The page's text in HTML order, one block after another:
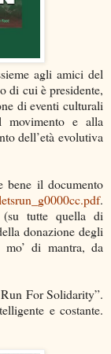
agli amici del
di cui è presidente,
di eventi culturali
movimento e alla
dell’età evolutiva
bene il documento
.
tutte quella di
donazione degli
di mantra, da
For Solidarity”.
e costante.